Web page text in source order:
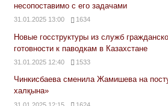
несопоставимо с его задачами
31.01.2025 13:00 1634
Новые госструктуры из служб
готовности к паводкам в Казахстане
31.01.2025 12:40 1533
Чинкисбаева сменила Жамишева на
халқына»